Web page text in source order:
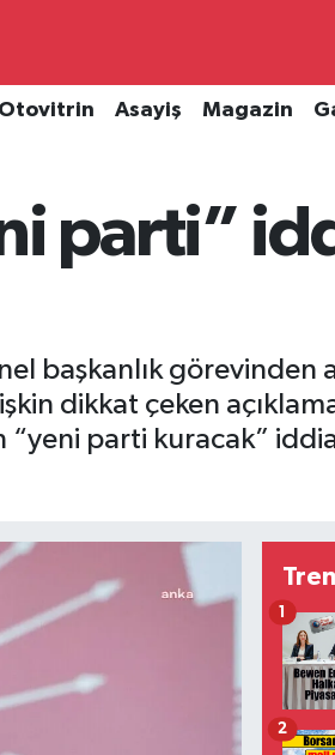
Otovitrin Asayiş Magazin
parti”
başkanlık görevinden
dikkat çeken
parti kuracak”
1
2